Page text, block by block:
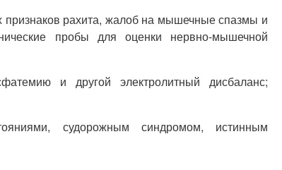
признаков рахита, жалоб на мышечные спазмы и
пробы для оценки нервно-мышечной
и другой электролитный дисбаланс;
судорожным синдромом, истинным